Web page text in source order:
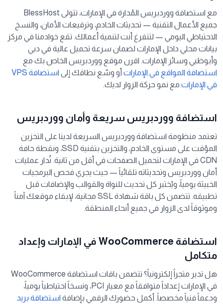
مع استضافة ووردبريس المُدارة في الإمارات، تتولى BlessHost
جميع الأعمال التقنية — تحديثات الخادم، وترقيعات الأمان، والنسخ
الاحتياطي اليومي — لتتفرغ أنت لتنمية أعمالك. تقع خوادمنا في مركز
بيانات محلي داخل الإمارات لضمان سرعة تحميل عالية في دبي
وأبوظبي وسائر الإمارات. اقرن موقع ووردبريس الخاص بك مع
استضافة المواقع في الإمارات أو وسّع نطاقك إلى
استضافة VPS
في الإمارات مع نمو حركة الزوار لديك.
استضافة ووردبريس سريعة وأمان ووردبريس
تعتمد منظومة استضافة ووردبريس السريعة لدينا على التخزين
المؤقت على مستوى الخادم، والتخزين بتقنية SSD، ونقطة حافة
CDN في الإمارات لتحميل الصفحات في أقل من ثانية. تُدار عمليات
أمان ووردبريس وتحديثاته تلقائياً — حيث يجري فحص البرمجيات
الخبيثة يومياً، ويُختبر كل تحديث للنواة والقوالب والإضافات قبل
تطبيقه. تتضمن كل باقة شهادة SSL مجانية، لإبقاء موقعك آمناً
وموثوقاً لدى الزوار في جميع أنحاء المنطقة.
استضافة WooCommerce في الإمارات وإعداد
متكامل
هل تدير متجراً إلكترونياً؟ تتضمن باقات استضافة WooCommerce
في الإمارات إعداداً متوافقاً مع معيار PCI، ونسخاً احتياطياً يومياً،
ودعماً فنياً مخصصاً. أكمل حضورك الرقمي بإضافة استضافة بريد